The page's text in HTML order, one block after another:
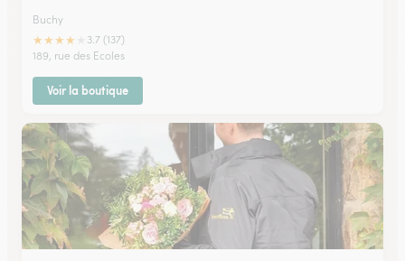
Buchy
★★★★
3.7 (137)
189, rue des Ecoles
Voir la boutique